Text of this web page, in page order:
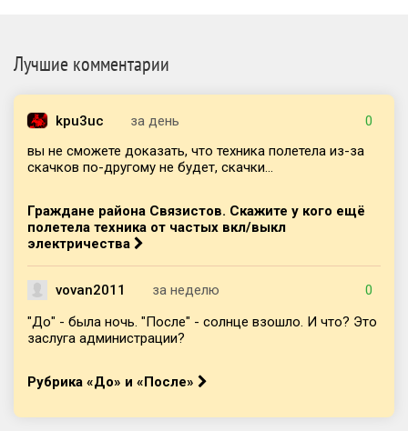
Лучшие комментарии
kpu3uc за день
0
вы не сможете доказать, что техника полетела из-за
скачков по-другому не будет, скачки...
Граждане района Связистов. Скажите у кого ещё
полетела техника от частых вкл/выкл
электричества
vovan2011 за неделю
0
"До" - была ночь. "После" - солнце взошло. И что? Это
заслуга администрации?
Рубрика «До» и «После»